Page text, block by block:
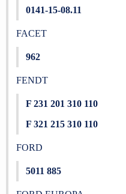
0141-15-08.11
FACET
962
FENDT
F 231 201 310 110
F 321 215 310 110
FORD
5011 885